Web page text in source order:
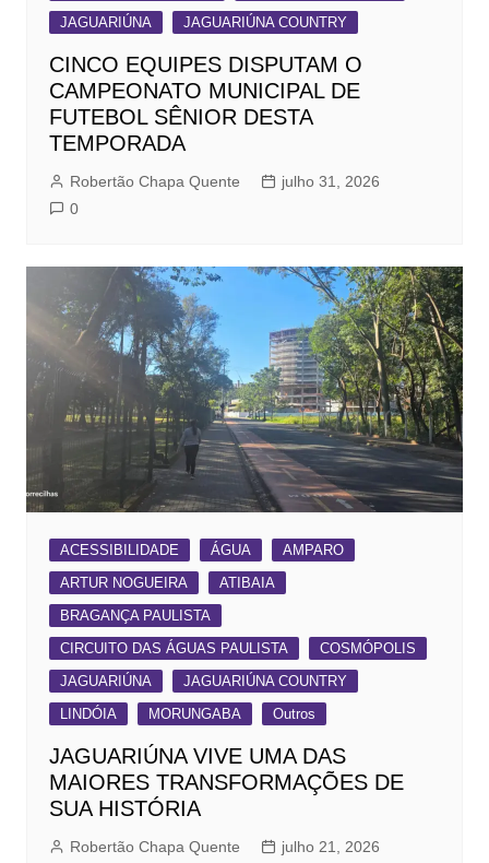
JAGUARIÚNA
JAGUARIÚNA COUNTRY
CINCO EQUIPES DISPUTAM O
CAMPEONATO MUNICIPAL DE
FUTEBOL SÊNIOR DESTA
TEMPORADA
Robertão Chapa Quente
julho 31, 2026
0
ACESSIBILIDADE ÁGUA
AMPARO
ARTUR NOGUEIRA
ATIBAIA
BRAGANÇA PAULISTA
CIRCUITO DAS ÁGUAS PAULISTA
COSMÓPOLIS
JAGUARIÚNA
JAGUARIÚNA COUNTRY
LINDÓIA
MORUNGABA Outros
JAGUARIÚNA VIVE UMA DAS
MAIORES TRANSFORMAÇÕES DE
SUA HISTÓRIA
Robertão Chapa Quente julho 21, 2026